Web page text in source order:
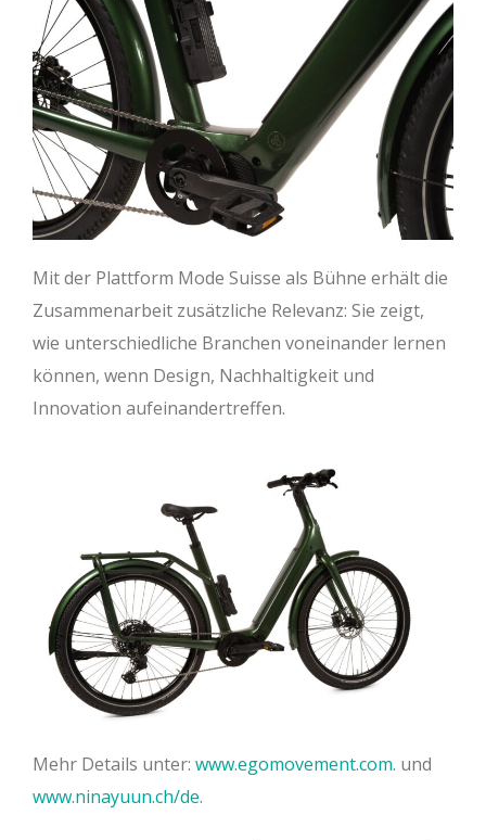
Mit der Plattform Mode Suisse als Bühne erhält die
Zusammenarbeit zusätzliche Relevanz: Sie zeigt,
wie unterschiedliche Branchen voneinander lernen
können, wenn Design, Nachhaltigkeit und
Innovation aufeinandertreffen.
Mehr Details unter: www.egomovement.com. und
www.ninayuun.ch/de.